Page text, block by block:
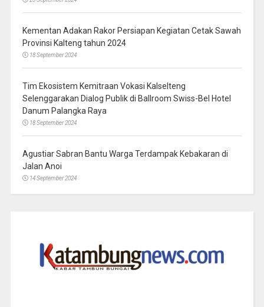
Kementan Adakan Rakor Persiapan Kegiatan Cetak Sawah
Provinsi Kalteng tahun 2024
18 September 2024
Tim Ekosistem Kemitraan Vokasi Kalselteng
Selenggarakan Dialog Publik di Ballroom Swiss-Bel Hotel
Danum Palangka Raya
18 September 2024
Agustiar Sabran Bantu Warga Terdampak Kebakaran di
Jalan Anoi
14 September 2024